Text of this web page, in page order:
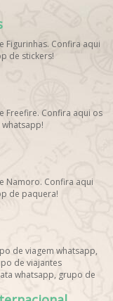
Figurinhas. Confira aqui
de stickers!
Freefire. Confira aqui os
Namoro. Confira aqui
de paquera!
de viagem whatsapp,
de viajantes
whatsapp, grupo de
de viagem em